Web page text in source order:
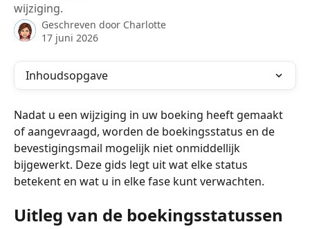
wijziging.
Geschreven door Charlotte
17 juni 2026
Inhoudsopgave
Nadat u een wijziging in uw boeking heeft gemaakt
of aangevraagd, worden de boekingsstatus en de
bevestigingsmail mogelijk niet onmiddellijk
bijgewerkt. Deze gids legt uit wat elke status
betekent en wat u in elke fase kunt verwachten.
Uitleg van de boekingsstatussen